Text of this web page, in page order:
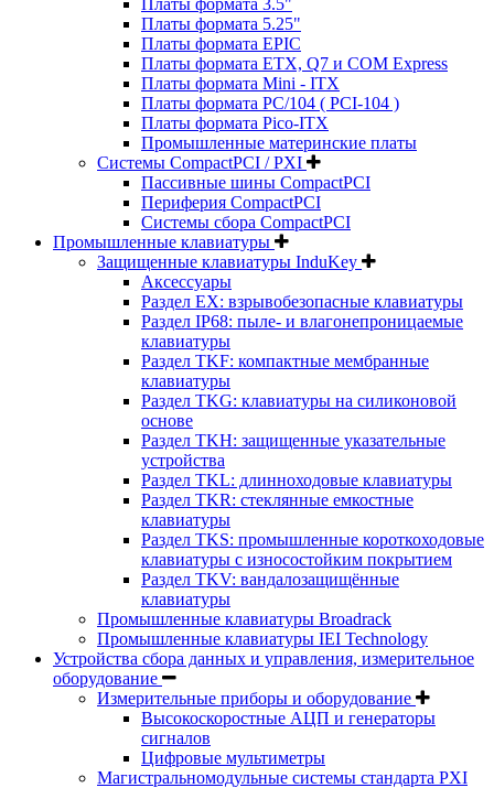
Платы формата 5.25"
Платы формата EPIC
Платы формата ETX, Q7 и COM Express
Платы формата Mini - ITX
Платы формата PC/104 ( PCI-104 )
Платы формата Pico-ITX
Промышленные материнские платы
Системы CompactPCI / PXI
Пассивные шины CompactPCI
Периферия CompactPCI
Системы сбора CompactPCI
Промышленные клавиатуры
Защищенные клавиатуры InduKey
Аксессуары
Раздел EX: взрывобезопасные клавиатуры
Раздел IP68: пыле- и влагонепроницаемые
клавиатуры
Раздел TKF: компактные мембранные
клавиатуры
Раздел TKG: клавиатуры на силиконовой
основе
Раздел TKH: защищенные указательные
устройства
Раздел TKL: длинноходовые клавиатуры
Раздел TKR: стеклянные емкостные
клавиатуры
Раздел TKS: промышленные короткоходовые
клавиатуры с износостойким покрытием
Раздел TKV: вандалозащищённые
клавиатуры
Промышленные клавиатуры Broadrack
Промышленные клавиатуры IEI Technology
Устройства сбора данных и управления, измерительное
оборудование
Измерительные приборы и оборудование
Высокоскоростные АЦП и генераторы
сигналов
Цифровые мультиметры
Магистральномодульные системы стандарта PXI